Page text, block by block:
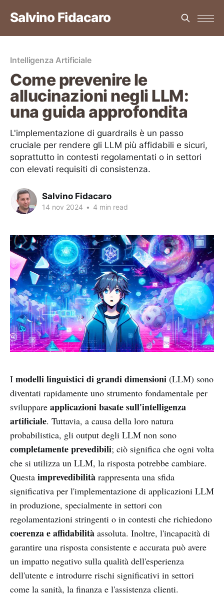
Salvino Fidacaro
Intelligenza Artificiale
Come prevenire le
allucinazioni negli LLM:
una guida approfondita
L'implementazione di guardrails è un passo
cruciale per rendere gli LLM più affidabili e sicuri,
soprattutto in contesti regolamentati o in settori
con elevati requisiti di consistenza.
Salvino Fidacaro
14 nov 2024 • 4 min read
I modelli linguistici di grandi dimensioni (LLM) sono
diventati rapidamente uno strumento fondamentale per
sviluppare applicazioni basate sull'intelligenza
artificiale. Tuttavia, a causa della loro natura
probabilistica, gli output degli LLM non sono
completamente prevedibili; ciò significa che ogni volta
che si utilizza un LLM, la risposta potrebbe cambiare.
Questa imprevedibilità rappresenta una sfida
significativa per l'implementazione di applicazioni LLM
in produzione, specialmente in settori con
regolamentazioni stringenti o in contesti che richiedono
coerenza e affidabilità assoluta. Inoltre, l'incapacità di
garantire una risposta consistente e accurata può avere
un impatto negativo sulla qualità dell'esperienza
dell'utente e introdurre rischi significativi in settori
come la sanità, la finanza e l'assistenza clienti.